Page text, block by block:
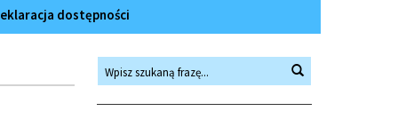
dostępności
Wyszukiwarka